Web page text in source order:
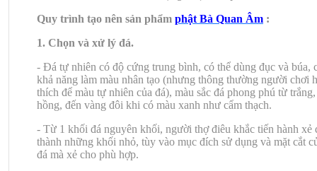
Quy trình tạo nên sản phẩm phật Bà Quan Âm :
1. Chọn và xử lý đá.
- Đá tự nhiên có độ cứng trung bình, có thể dùng đục và búa,
khả năng làm màu nhân tạo (nhưng thông thường người chơi
thích để màu tự nhiên của đá), màu sắc đá phong phú từ trắng,
hồng, đến vàng đôi khi có màu xanh như cẩm thạch.
- Từ 1 khối đá nguyên khối, người thợ điêu khắc tiến hành xẻ
thành những khối nhỏ, tùy vào mục đích sử dụng và mặt cắt
đá mà xẻ cho phù hợp.